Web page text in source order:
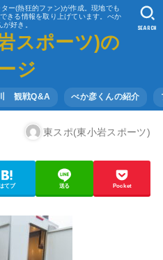
ー(熱狂的ファン)が作成。現地でも
きる情報を取り上げています。べか
が好き。
スポーツ)の
ジ
観戦Q&A べか彦くんの紹介
SEARCH
東スポ(東小岩スポーツ)
てブ 送る Pocket